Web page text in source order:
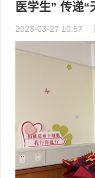
医学生” 传递“
2023-03-27 10:57